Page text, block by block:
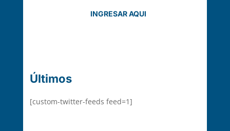
INGRESAR AQUI
Últimos Mensaje
[custom-twitter-feeds feed=1]